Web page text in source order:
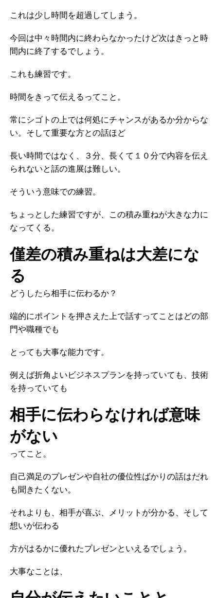
これは少し時間を超過してしまう。
今回は中々時間内に終わらなかったけど次はきっと時
間内に終了するでしょう。
これも練習です。
時間をきって伝えるってこと。
常にシゴトの上では何処にチャンスがあるか分からな
い。そして重要な方との話ほど
長い時間ではなく、３分、長くて１０分で内容を伝え
られないと話の進展は難しい。
そういう意味での練習。
ちょっとした練習ですが、この積み重ねが大きな力に
なってくる。
僅差の積み重ねは大差にな
る
どうしたら相手に伝わるか？
端的にポイントを押さえた上で話すってことはどの部
門や職種でも
とっても大事な能力です。
例えば折角よいビジネスプランを持っていても、技術
を持っていても
相手に伝わらなければ意味
がない
ってこと。
自己満足のプレゼンや自社の優位性ばかりの話はだれ
も聞きたくない。
それよりも、相手が喜ぶ、メリットが分かる、そして
想いが伝わる
方がはるかに優れたプレゼンといえるでしょう。
大事なことは、